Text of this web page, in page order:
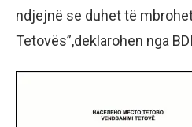
ndjejnë se duhet të
Tetovës”,deklarohen nga